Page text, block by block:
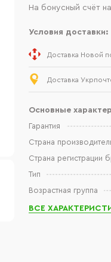
На бонусный счёт
Условия доставки:
Доставка Новой
Доставка
Основные
Гарантия
Страна
Страна регистрации
Тип
Возрастная группа
ВСЕ